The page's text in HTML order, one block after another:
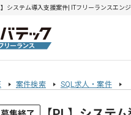
】システム導入支援案件| ITフリーランスエ
案件検索 SQL求人・案件